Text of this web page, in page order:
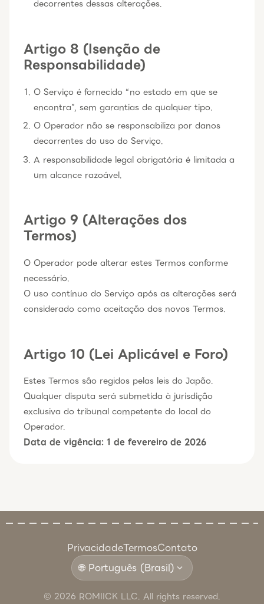
decorrentes dessas alterações.
Artigo 8 (Isenção de
Responsabilidade)
O Serviço é fornecido “no estado em que se
encontra”, sem garantias de qualquer tipo.
O Operador não se responsabiliza por danos
decorrentes do uso do Serviço.
A responsabilidade legal obrigatória é limitada a
um alcance razoável.
Artigo 9 (Alterações dos
Termos)
O Operador pode alterar estes Termos conforme
necessário.
O uso contínuo do Serviço após as alterações será
considerado como aceitação dos novos Termos.
Artigo 10 (Lei Aplicável e Foro)
Estes Termos são regidos pelas leis do Japão.
Qualquer disputa será submetida à jurisdição
exclusiva do tribunal competente do local do
Operador.
Data de vigência: 1 de fevereiro de 2026
PrivacidadeTermosContato
🌐 Português (Brasil) expand_more
© 2026 ROMIICK LLC. All rights reserved.